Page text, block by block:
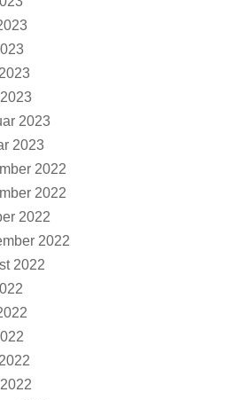
2023
2023
2022
2022
2022
2022
2022